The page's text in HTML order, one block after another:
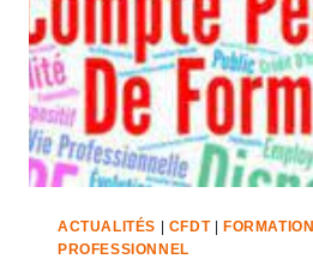
ACTUALITÉS CFDT| FORMATION
PROFESSIONNEL